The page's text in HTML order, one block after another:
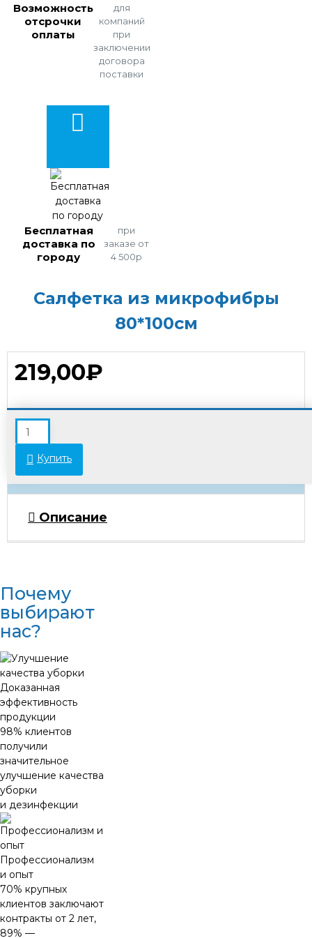
Возможность
отсрочки
оплаты
для
компаний
при
заключении
договора
поставки
Бесплатная
доставка по
городу
при
заказе от
4 500р
Салфетка из микрофибры
80*100см
219,00₽
Купить
В связи с переоценкой товара стоимость
некоторых позиций может отличаться от
указанной на сайте. Просьба уточнять актуальные
Описание
Почему
выбирают
нас?
Доказанная
эффективность
продукции
98% клиентов
получили
значительное
улучшение качества
уборки
и дезинфекции
Профессионализм
и опыт
70% крупных
клиентов заключают
контракты от 2 лет,
89% —